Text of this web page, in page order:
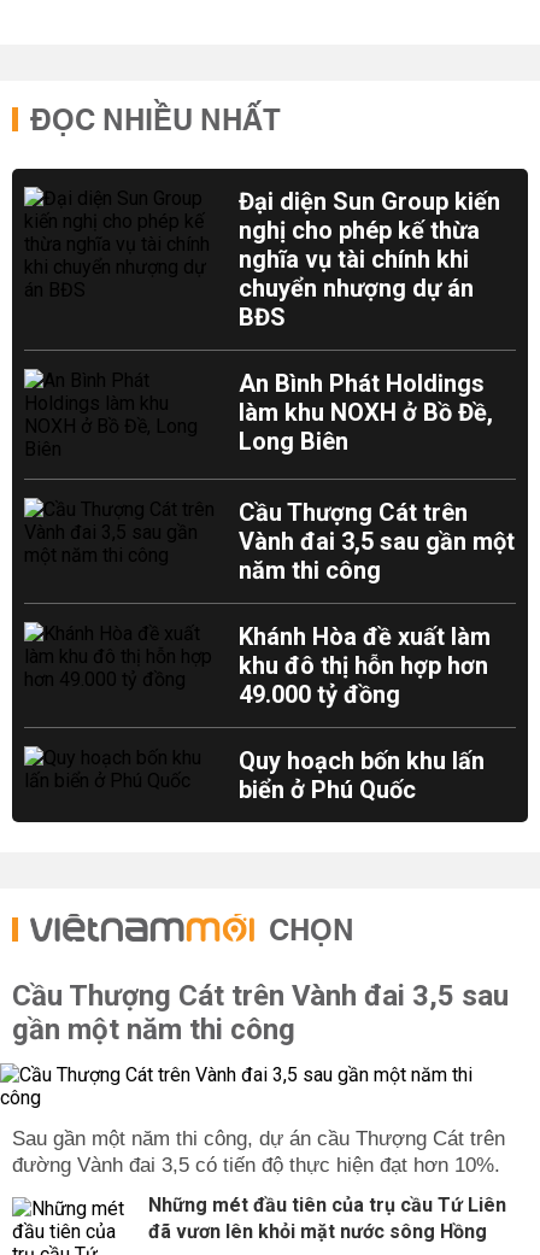
ĐỌC NHIỀU NHẤT
Đại diện Sun Group kiến
nghị cho phép kế thừa
nghĩa vụ tài chính khi
chuyển nhượng dự án
BĐS
An Bình Phát Holdings
làm khu NOXH ở Bồ Đề,
Long Biên
Cầu Thượng Cát trên
Vành đai 3,5 sau gần một
năm thi công
Khánh Hòa đề xuất làm
khu đô thị hỗn hợp hơn
49.000 tỷ đồng
Quy hoạch bốn khu lấn
biển ở Phú Quốc
CHỌN
Cầu Thượng Cát trên Vành đai 3,5 sau
gần một năm thi công
Sau gần một năm thi công, dự án cầu Thượng Cát trên
đường Vành đai 3,5 có tiến độ thực hiện đạt hơn 10%.
Những mét đầu tiên của trụ cầu Tứ Liên
đã vươn lên khỏi mặt nước sông Hồng